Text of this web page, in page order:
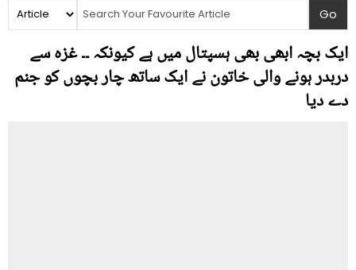
ایک بچہ ابھی بھی ہسپتال میں ہے کیونکہ ۔۔ غزہ سے
دربدر ہونے والی خاتون نے ایک ساتھ چار بچوں کو جنم
دے دیا